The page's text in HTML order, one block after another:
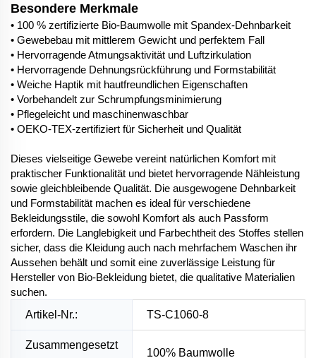
Besondere Merkmale
• 100 % zertifizierte Bio-Baumwolle mit Spandex-Dehnbarkeit
• Gewebebau mit mittlerem Gewicht und perfektem Fall
• Hervorragende Atmungsaktivität und Luftzirkulation
• Hervorragende Dehnungsrückführung und Formstabilität
• Weiche Haptik mit hautfreundlichen Eigenschaften
• Vorbehandelt zur Schrumpfungsminimierung
• Pflegeleicht und maschinenwaschbar
• OEKO-TEX-zertifiziert für Sicherheit und Qualität
Dieses vielseitige Gewebe vereint natürlichen Komfort mit
praktischer Funktionalität und bietet hervorragende Nähleistung
sowie gleichbleibende Qualität. Die ausgewogene Dehnbarkeit
und Formstabilität machen es ideal für verschiedene
Bekleidungsstile, die sowohl Komfort als auch Passform
erfordern. Die Langlebigkeit und Farbechtheit des Stoffes stellen
sicher, dass die Kleidung auch nach mehrfachem Waschen ihr
Aussehen behält und somit eine zuverlässige Leistung für
Hersteller von Bio-Bekleidung bietet, die qualitative Materialien
suchen.
Artikel-Nr.:
TS-C1060-8
Zusammengesetzt
100% Baumwolle